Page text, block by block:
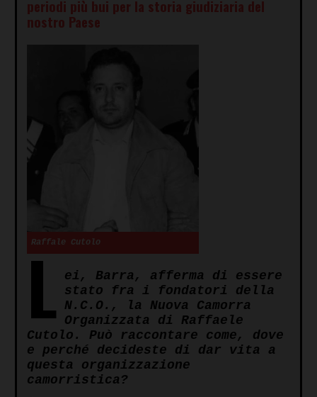
periodi più bui per la storia giudiziaria del
nostro Paese
Raffale Cutolo
L ei, Barra, afferma di essere
stato fra i fondatori della
N.C.O., la Nuova Camorra
Organizzata di Raffaele
Cutolo. Può raccontare come, dove
e perché decideste di dar vita a
questa organizzazione
camorristica?